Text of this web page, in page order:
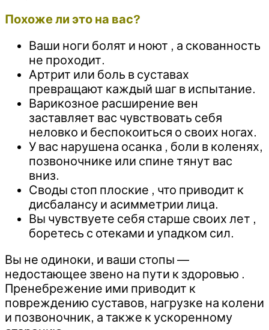
Похоже ли это на вас?
Ваши ноги болят и ноют , а скованность
не проходит.
Артрит или боль в суставах
превращают каждый шаг в испытание.
Варикозное расширение вен
заставляет вас чувствовать себя
неловко и беспокоиться о своих ногах.
У вас нарушена осанка , боли в коленях,
позвоночнике или спине тянут вас
вниз.
Своды стоп плоские , что приводит к
дисбалансу и асимметрии лица.
Вы чувствуете себя старше своих лет ,
боретесь с отеками и упадком сил.
Вы не одиноки, и ваши стопы —
недостающее звено на пути к здоровью .
Пренебрежение ими приводит к
повреждению суставов, нагрузке на колени
и позвоночник, а также к ускоренному